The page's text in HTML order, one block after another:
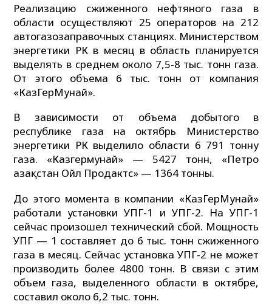
Реализацию сжиженного нефтяного газа в
области осуществляют 25 операторов на 212
автогазозаправочных станциях. Министерством
энергетики РК в месяц в область планируется
выделять в среднем около 7,5-8 тыс. тонн газа.
От этого объема 6 тыс. тонн от компания
«КазГерМунай».
В зависимости от объема добытого в
республике газа на октябрь Министерство
энергетики РК выделило области 6 791 тонну
газа. «Казгермунай» — 5427 тонн, «Петро
Қазақстан Ойл Продактс» — 1364 тонны.
До этого момента в компании «КазГерМунай»
работали установки УПГ-1 и УПГ-2. На УПГ-1
сейчас произошел технический сбой. Мощность
УПГ — 1 составляет до 6 тыс. тонн сжиженного
газа в месяц. Сейчас установка УПГ-2 не может
производить более 4800 тонн. В связи с этим
объем газа, выделенного области в октябре,
составил около 6,2 тыс. тонн.